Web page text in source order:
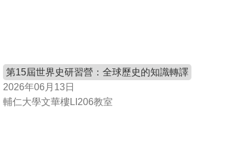
第15屆世界史研習營：全球歷史的知識轉譯
2026年06月13日
輔仁大學文華樓LI206教室